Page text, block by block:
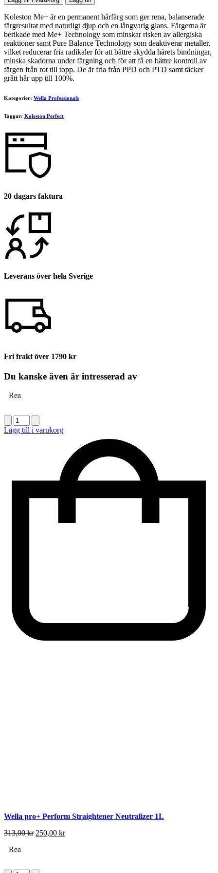
Perfect
Me+
60ml
66/46
mängd
Koleston Me+ är en permanent hårfärg som ger rena, balanserade
färgresultat med naturligt djup och en långvarig glans. Färgerna är
berikade med Me+ Technology som minskar risken av allergiska
reaktioner samt Pure Balance Technology som deaktiverar metaller,
vilket reducerar fria radikaler för att bättre skydda hårets bindningar,
minska skadorna under färgning och för att få en bättre kontroll av
färgen från rot till topp. De är fria från PPD och PTD samt täcker
grått hår upp till 100%.
Kategorier: Wella Professionals
Taggar: Koleston Perfect
20 dagars faktura
Leverans över hela Sverige
Fri frakt över 1790 kr
Du kanske även är intresserad av
Rea
Wella
pro+
Perform
Lägg till i varukorg
Wella pro+ Perform Straightener Neutralizer 1L
313,00kr Det
250,00 krDet
Rea